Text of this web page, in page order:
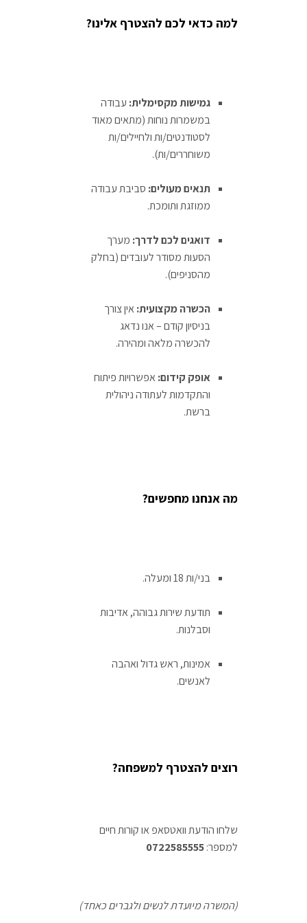
למה כדאי לכם להצטרף אלינו?
גמישות מקסימלית: עבודה
במשמרות נוחות (מתאים מאוד
לסטודנטים/ות ולחיילים/ות
משוחררים/ות).
תנאים מעולים: סביבת עבודה
ממוזגת ותומכת.
דואגים לכם לדרך: מערך
הסעות מסודר לעובדים (בחלק
מהסניפים).
הכשרה מקצועית: אין צורך
בניסיון קודם – אנו נדאג
להכשרה מלאה ומהירה.
אופק קידום: אפשרויות פיתוח
והתקדמות לעתודה ניהולית
ברשת.
מה אנחנו מחפשים?
בני/ות 18 ומעלה.
תודעת שירות גבוהה, אדיבות
וסבלנות.
אמינות, ראש גדול ואהבה
לאנשים.
רוצים להצטרף למשפחה?
שלחו הודעת וואטסאפ או קורות חיים
למספר:0722585555
(המשרה מיועדת לנשים ולגברים כאחד)